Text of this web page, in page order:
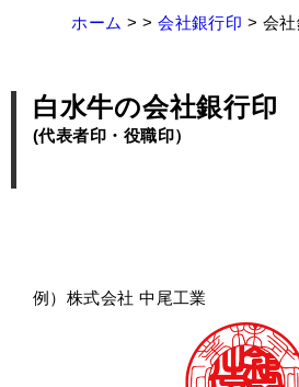
ホーム > >会社銀行印 > 会社
白水牛の会社銀行印
(代表者印・役職印）
例）株式会社 中尾工業